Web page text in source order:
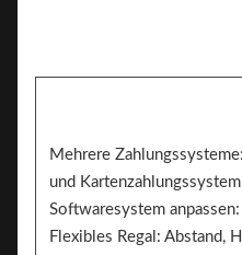
Mehrere
und
Softwaresystem
Flexibles Regal: Abstand,